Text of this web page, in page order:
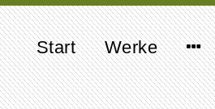
Start Werke